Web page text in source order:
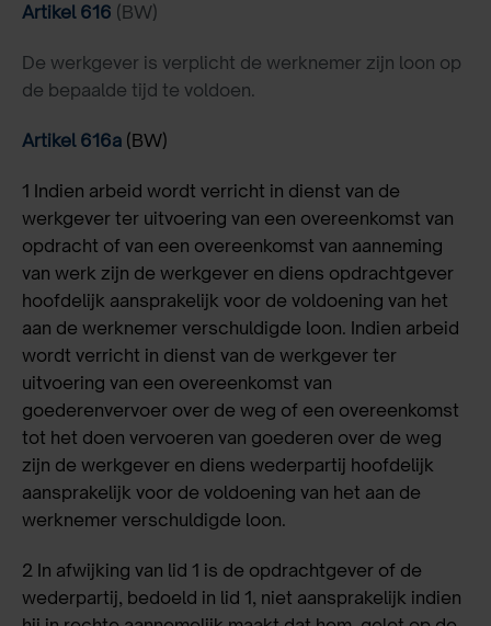
Artikel 616 (BW)
De werkgever is verplicht de werknemer zijn loon op
de bepaalde tijd te voldoen.
Artikel 616a (BW)
1 Indien arbeid wordt verricht in dienst van de
werkgever ter uitvoering van een overeenkomst van
opdracht of van een overeenkomst van aanneming
van werk zijn de werkgever en diens opdrachtgever
hoofdelijk aansprakelijk voor de voldoening van het
aan de werknemer verschuldigde loon. Indien arbeid
wordt verricht in dienst van de werkgever ter
uitvoering van een overeenkomst van
goederenvervoer over de weg of een overeenkomst
tot het doen vervoeren van goederen over de weg
zijn de werkgever en diens wederpartij hoofdelijk
aansprakelijk voor de voldoening van het aan de
werknemer verschuldigde loon.
2 In afwijking van lid 1 is de opdrachtgever of de
wederpartij, bedoeld in lid 1, niet aansprakelijk indien